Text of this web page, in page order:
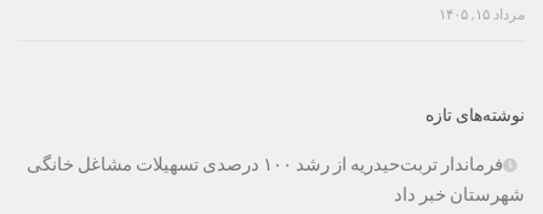
مرداد ۱۵, ۱۴۰۵
نوشته‌های تازه
فرماندار تربت‌حیدریه از رشد ۱۰۰ درصدی تسهیلات مشاغل خانگی
شهرستان خبر داد